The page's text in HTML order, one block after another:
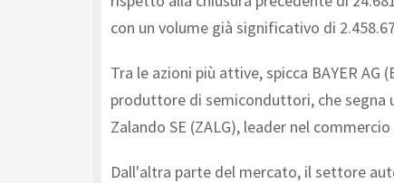
con un volume già significativo di
Tra le azioni più attive, spicca BAYER
produttore di semiconduttori, che segna
Zalando SE (ZALG), leader nel
Dall'altra parte del mercato, il settore